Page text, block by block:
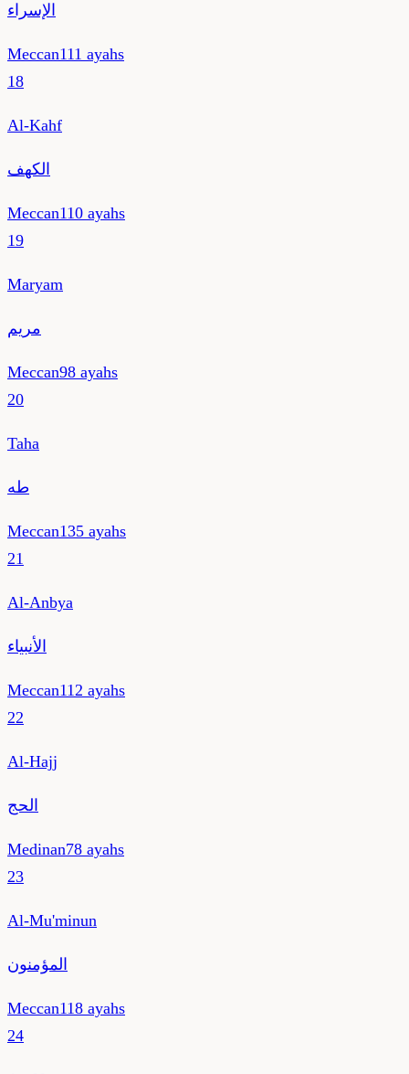
الإسراء
Meccan111 ayahs
18
Al-Kahf
الكهف
Meccan110 ayahs
19
Maryam
مريم
Meccan98 ayahs
20
Taha
طه
Meccan135 ayahs
21
Al-Anbya
الأنبياء
Meccan112 ayahs
22
Al-Hajj
الحج
Medinan78 ayahs
23
Al-Mu'minun
المؤمنون
Meccan118 ayahs
24